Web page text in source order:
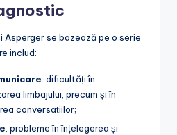
Asperger se bazează pe o serie
includ:
: dificultăți în
limbajului, precum și în
conversațiilor;
: probleme în înțelegerea și